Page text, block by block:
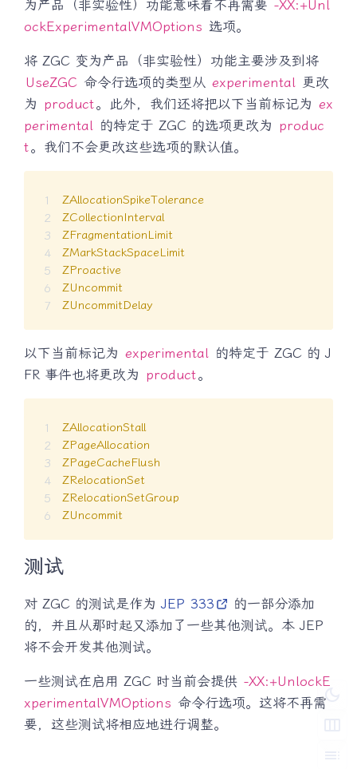
dark_mode
为产品（非实验性）功能意味着不再需要 -XX:+Unl
ockExperimentalVMOptions 选项。
将 ZGC 变为产品（非实验性）功能主要涉及到将
UseZGC 命令行选项的类型从 experimental 更改
为 product。此外，我们还将把以下当前标记为 ex
perimental 的特定于 ZGC 的选项更改为 produc
t。我们不会更改这些选项的默认值。
ZAllocationSpikeTolerance
ZCollectionInterval
ZFragmentationLimit
ZMarkStackSpaceLimit
ZProactive
ZUncommit
ZUncommitDelay
以下当前标记为 experimental 的特定于 ZGC 的 J
FR 事件也将更改为 product。
ZAllocationStall
ZPageAllocation
ZPageCacheFlush
ZRelocationSet
ZRelocationSetGroup
ZUncommit
测试
对 ZGC 的测试是作为 JEP 333
的一部分添加
的，并且从那时起又添加了一些其他测试。本 JEP
将不会开发其他测试。
一些测试在启用 ZGC 时当前会提供 -XX:+UnlockE
xperimentalVMOptions 命令行选项。这将不再需
要，这些测试将相应地进行调整。